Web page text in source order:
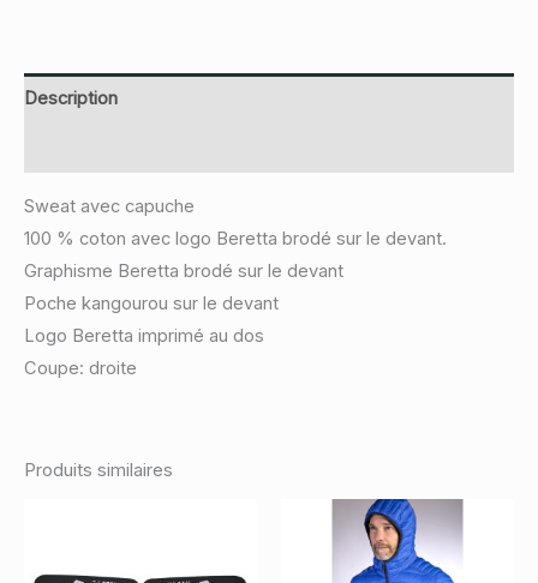
Description
Sweat avec capuche
100 % coton avec logo Beretta brodé sur le devant.
Graphisme Beretta brodé sur le devant
Poche kangourou sur le devant
Logo Beretta imprimé au dos
Coupe: droite
Produits similaires